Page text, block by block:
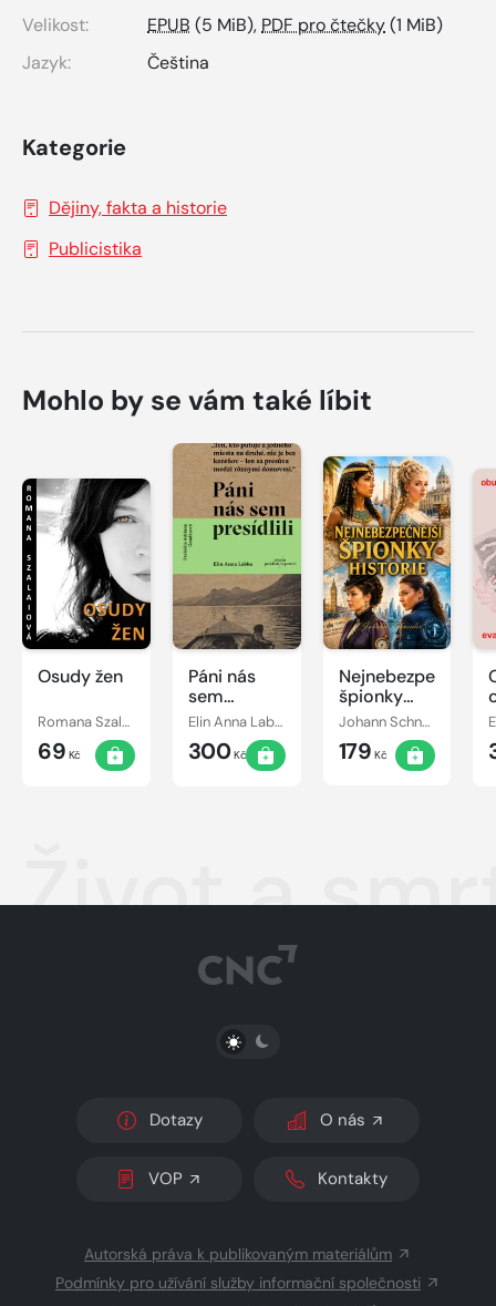
Velikost:
EPUB (5 MiB), PDF pro čtečky(1 MiB)
Jazyk:
Čeština
Kategorie
Dějiny, fakta a historie
Publicistika
Mohlo by se vám také líbit
Osudy žen
Romana Szalaiová
69 Kč
Páni nás
sem
presídlili
Elin Anna Labba
300Kč
Nejnebezpečnější
špionky
historie
Johann Schneider
179 Kč
Život a
PŘEPNOUT SVĚTLÝ/TMAVÝ REŽIM
Dotazy O nás
VOP Kontakty
Autorská práva k publikovaným materiálům
Podmínky pro užívání služby informační společnosti